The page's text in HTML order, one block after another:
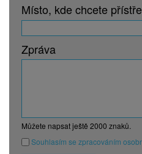
Místo, kde chcete
Zpráva
Můžete napsat ještě 2000 znaků.
Souhlasím se zpracováním